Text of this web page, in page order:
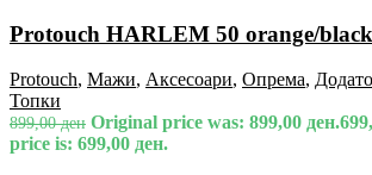
Protouch HARLEM 50 orange/black
Protouch, Мажи, Аксесоари, Опрема,
Топки
899,00ден Original price was: 899,00 ден.
price is: 699,00 ден.